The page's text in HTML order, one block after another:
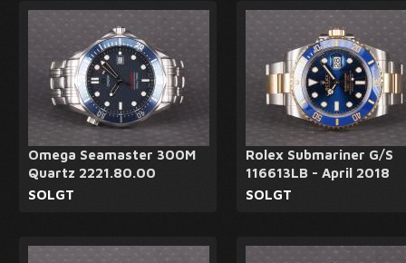
Omega Seamaster 300M
Quartz 2221.80.00
SOLGT
Rolex Submariner G/S
116613LB - April 2018
SOLGT